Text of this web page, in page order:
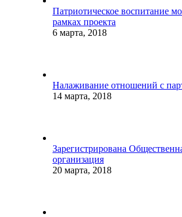
Патриотическое воспитание
рамках проекта
6 марта, 2018
Налаживание отношений с
14 марта, 2018
Зарегистрирована
организация
20 марта, 2018